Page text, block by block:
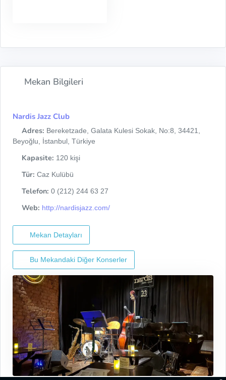
Mekan Bilgileri
Nardis Jazz Club
Adres: Bereketzade, Galata Kulesi Sokak, No:8, 34421,
Beyoğlu, İstanbul, Türkiye
Kapasite: 120 kişi
Tür: Caz Kulübü
Telefon: 0 (212) 244 63 27
Web: http://nardisjazz.com/
Mekan Detayları
Bu Mekandaki Diğer Konserler